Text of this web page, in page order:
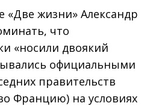
«Две жизни» Александр
что
«носили двоякий
официальными
правительств
Францию) на условиях